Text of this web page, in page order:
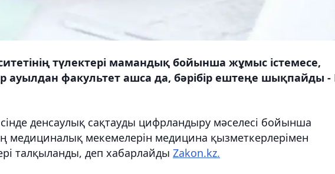
түлектері мамандық бойынша жұмыс істемесе,
ауылдан факультет ашса да, бәрібір ештеңе шықпайды -
денсаулық сақтауды цифрландыру мәселесі бойынша
медициналық мекемелерін медицина қызметкерлерімен
талқыланды, деп хабарлайды Zakon.kz.